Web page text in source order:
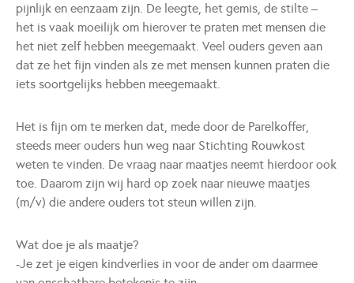
pijnlijk en eenzaam zijn. De leegte, het gemis, de stilte –
het is vaak moeilijk om hierover te praten met mensen die
het niet zelf hebben meegemaakt. Veel ouders geven aan
dat ze het fijn vinden als ze met mensen kunnen praten die
iets soortgelijks hebben meegemaakt.
Het is fijn om te merken dat, mede door de Parelkoffer,
steeds meer ouders hun weg naar Stichting Rouwkost
weten te vinden. De vraag naar maatjes neemt hierdoor ook
toe. Daarom zijn wij hard op zoek naar nieuwe maatjes
(m/v) die andere ouders tot steun willen zijn.
Wat doe je als maatje?
-Je zet je eigen kindverlies in voor de ander om daarmee